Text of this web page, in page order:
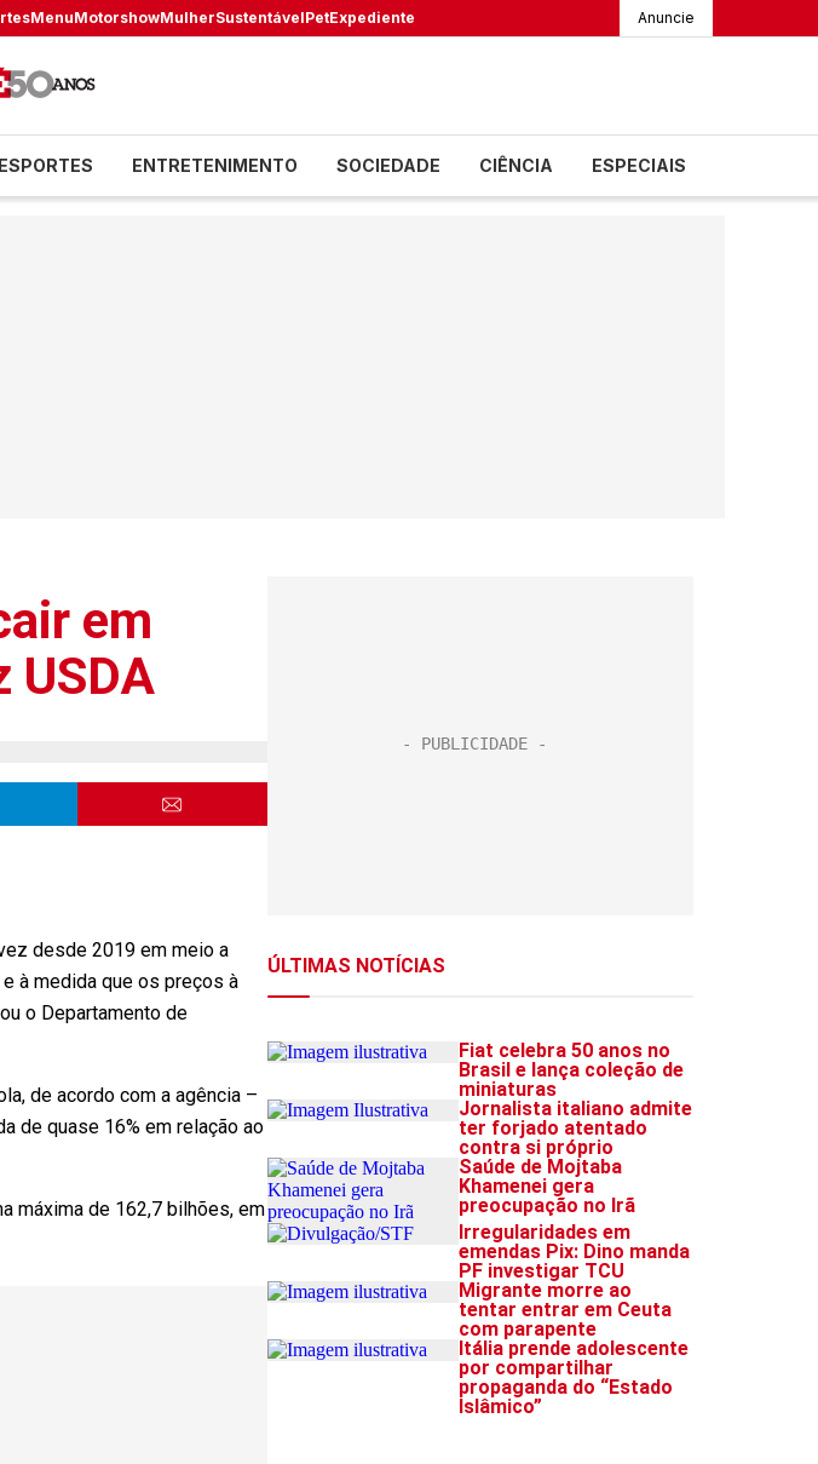
MenuMotorshowMulherSustentávelPetExpediente Anuncie
ESPORTES ENTRETENIMENTO SOCIEDADE CIÊNCIA ESPECIAIS
em
USDA
desde 2019 em meio a
à medida que os preços à
o Departamento de
de acordo com a agência –
de quase 16% em relação ao
máxima de 162,7 bilhões, em